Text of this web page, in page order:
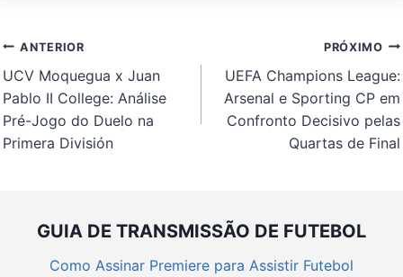
Navegação
de
Post
ANTERIOR
UCV Moquegua x Juan
Pablo II College: Análise
Pré-Jogo do Duelo na
Primera División
PRÓXIMO
UEFA Champions League:
Arsenal e Sporting CP em
Confronto Decisivo pelas
Quartas de Final
GUIA DE TRANSMISSÃO DE FUTEBOL
Como Assinar Premiere para Assistir Futebol